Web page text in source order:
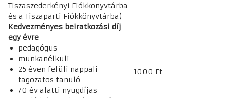
Tiszaszederkényi Fiókkönyvtárba
és a Tiszaparti Fiókkönyvtárba)
Kedvezményes beiratkozási díj
egy évre
pedagógus
munkanélküli
25 éven felüli nappali
tagozatos tanuló
70 év alatti nyugdíjas
1000 Ft